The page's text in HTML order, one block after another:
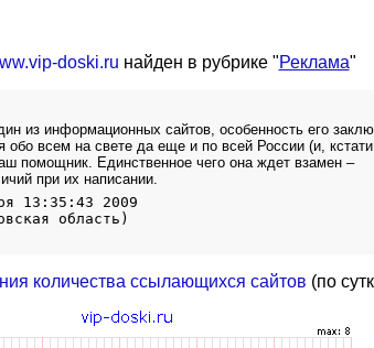
doski.ru найден в рубрике "Реклама"
из информационных сайтов, особенность его
всем на свете да еще и по всей России (и,
помощник. Единственное чего она ждет взамен –
при их написании.
13:35:43 2009
область)
количества ссылающихся сайтов (по